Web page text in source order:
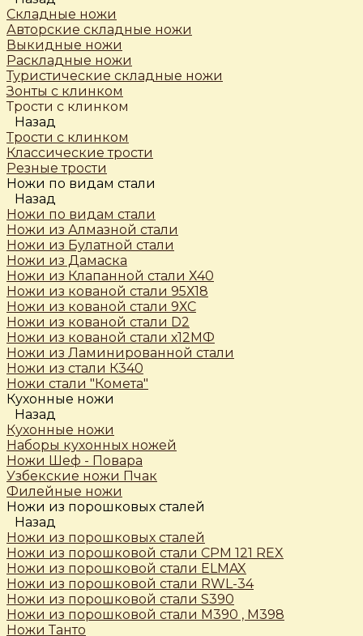
Складные ножи
Авторские складные ножи
Выкидные ножи
Раскладные ножи
Туристические складные ножи
Зонты с клинком
Трости c клинком
Назад
Трости c клинком
Классические трости
Резные трости
Ножи по видам стали
Назад
Ножи по видам стали
Ножи из Алмазной стали
Ножи из Булатной стали
Ножи из Дамаска
Ножи из Клапанной стали Х40
Ножи из кованой стали 95Х18
Ножи из кованой стали 9ХС
Ножи из кованой стали D2
Ножи из кованой стали х12МФ
Ножи из Ламинированной стали
Ножи из стали К340
Ножи стали "Комета"
Кухонные ножи
Назад
Кухонные ножи
Наборы кухонных ножей
Ножи Шеф - Повара
Узбекские ножи Пчак
Филейные ножи
Ножи из порошковых сталей
Назад
Ножи из порошковых сталей
Ножи из порошковой стали CPM 121 REX
Ножи из порошковой стали ELMAX
Ножи из порошковой стали RWL-34
Ножи из порошковой стали S390
Ножи из порошковой стали М390 , М398
Ножи Танто